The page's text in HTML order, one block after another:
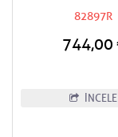
82897R
744,00
İNCELE